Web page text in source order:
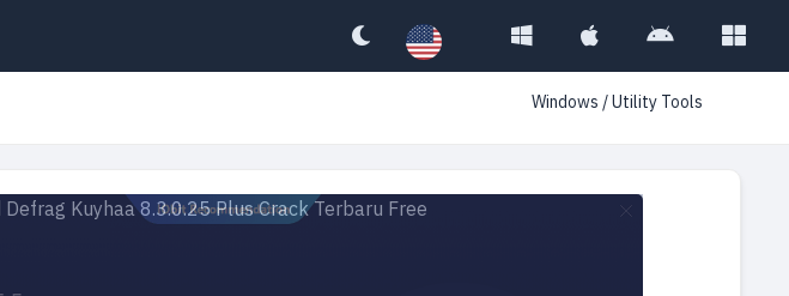
Windows/Utility Tools